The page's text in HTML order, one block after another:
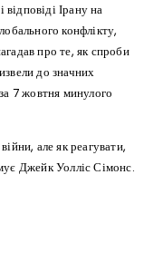
Ірану на
конфлікту,
про те, як спроби
до значних
7 жовтня минулого
але як реагувати,
Джейк Уолліс Сімонс.